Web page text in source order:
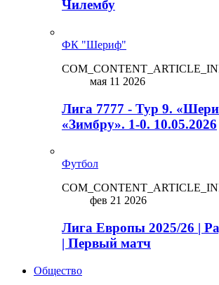
Чилембу
ФК "Шериф"
мая 11 2026
Лига 7777 - Тур 9.
«Зимбру». 1-0. 10.05.2026
Футбол
фев 21 2026
Лига Европы 2025/26 |
| Первый матч
Общество